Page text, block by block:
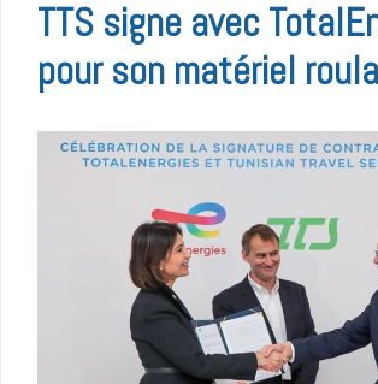
TTS signe avec
pour son matériel